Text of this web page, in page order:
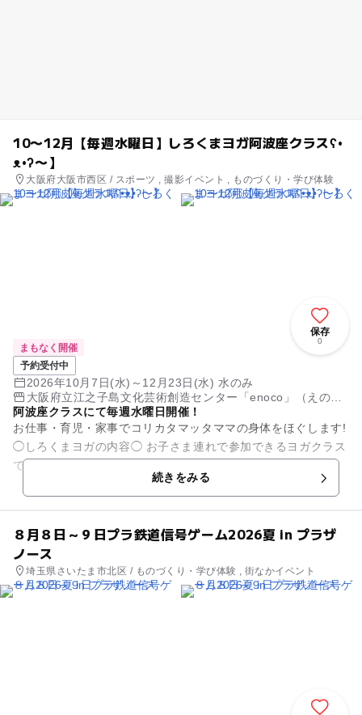
10〜12月【毎週水曜日】しろくまヨガ阿波座クラスʕ•
ᴥ•ʔ〜】
大阪府大阪市西区 / スポーツ , 撮影イベント , ものづくり・学び体験
保存
0
まもなく開催
予約受付中
2026年10月7日(水)～12月23日(水) 水のみ
大阪府立江之子島文化芸術創造センター「enoco」（えの
こ）
阿波座クラスにて毎週水曜日開催！
お仕事・育児・家事でコリカタマッタママの身体をほぐします!
◯しろくまヨガの内容◯ お子さま連れで参加できるヨガクラス
です。 ・子どもといっしょにヨガ ・服の上からの子どもマッ
続きをみる
８月８日～９日プラ鉄道信号ゲーム2026夏 in プラザ
ノース
埼玉県さいたま市北区 / ものづくり・学び体験 , 街なかイベント